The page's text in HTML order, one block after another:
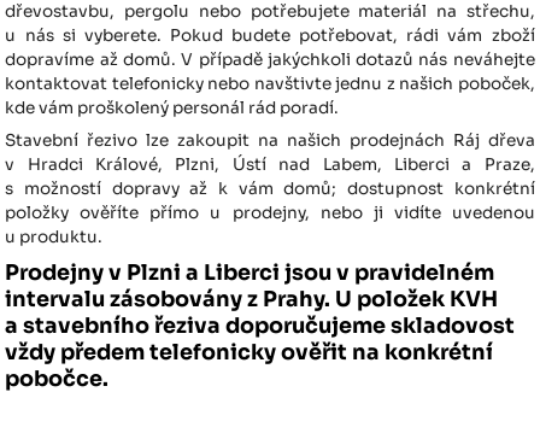
dřevostavbu, pergolu nebo potřebujete materiál na střechu,
u nás si vyberete. Pokud budete potřebovat, rádi vám zboží
dopravíme až domů. V případě jakýchkoli dotazů nás neváhejte
kontaktovat telefonicky nebo navštivte jednu z našich poboček,
kde vám proškolený personál rád poradí.
Stavební řezivo lze zakoupit na našich prodejnách Ráj dřeva
v Hradci Králové, Plzni, Ústí nad Labem, Liberci a Praze,
s možností dopravy až k vám domů; dostupnost konkrétní
položky ověříte přímo u prodejny, nebo ji vidíte uvedenou
u produktu.
Prodejny v Plzni a Liberci jsou v pravidelném
intervalu zásobovány z Prahy. U položek KVH
a stavebního řeziva doporučujeme skladovost
vždy předem telefonicky ověřit na konkrétní
pobočce.